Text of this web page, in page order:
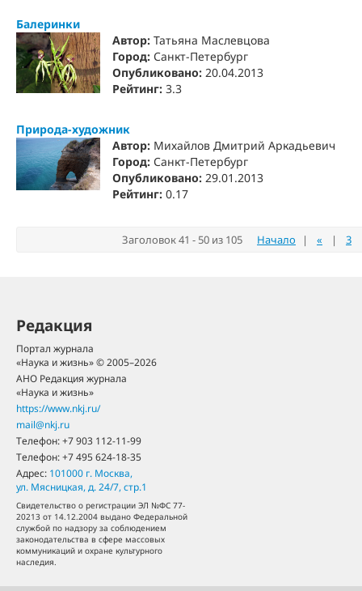
Балеринки
Автор:Татьяна Маслевцова
Город:Санкт-Петербург
Опубликовано:20.04.2013
Рейтинг:3.3
Природа-художник
Автор: Михайлов Дмитрий Аркадьевич
Город:Санкт-Петербург
Опубликовано:29.01.2013
Рейтинг:0.17
Заголовок 41 - 50 из 105 Начало | « | 3
Редакция
Портал журнала
«Наука и жизнь» © 2005–2026
АНО Редакция журнала
«Наука и жизнь»
https://www.nkj.ru/
mail@nkj.ru
Телефон:+7 903 112-11-99
Телефон:+7 495 624-18-35
Адрес: 101000 г. Москва,
ул. Мясницкая, д. 24/7, стр.1
Свидетельство о регистрации ЭЛ №ФС 77-
20213 от 14.12.2004 выдано Федеральной
службой по надзору за соблюдением
законодательства в сфере массовых
коммуникаций и охране культурного
наследия.